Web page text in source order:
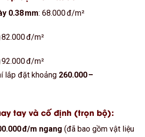
0.38 mm: 68.000 đ/m²
82.000 đ/m²
92.000 đ/m²
lắp đặt khoảng 260.000 –
tay và cố định (trọn bộ):
đ/m ngang (đã bao gồm vật liệu